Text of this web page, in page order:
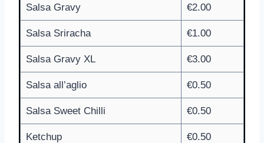
Salsa Gravy €2.00
Salsa Sriracha €1.00
Salsa Gravy XL €3.00
Salsa all’aglio €0.50
Salsa Sweet Chilli €0.50
Ketchup €0.50